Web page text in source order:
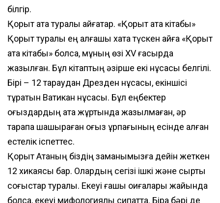
білгір.
Қорқыт ата туралы айғақтар. «Қорқыт ата кітабы»
Қорқыт туралы ең алғашқы хатқа түскен айғақ «Қорқыт
ата кітабы» болса, мұның өзі XV ғасырда
жазылған. Бұл кітаптың әзірше екі нұсқасы белгілі.
Бірі – 12 тараудан Дрезден нұсқасы, екіншісі
тұратын Ватикан нұсқасы. Бұл еңбектер
оғыздардың ата жұртында жазылмаған, әр
тарапқа шашыраған оғыз ұрпағының есінде қалған
естелік іспеттес.
Қорқыт Атаның біздің заманымызға дейін жеткен
12 хикаясы бар. Олардың сегізі ішкі және сыртқы
соғыстар туралы. Екеуі ғашық оқиғалары жайында
болса, екеуі мифологиялық сипатта. Бірақ бәрі де